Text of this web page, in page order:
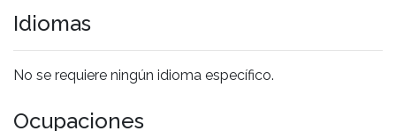
Idiomas
No se requiere ningún idioma específico.
Ocupaciones